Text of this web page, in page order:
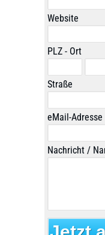
Website
PLZ - Ort
Straße
eMail-Adresse
Nachricht /